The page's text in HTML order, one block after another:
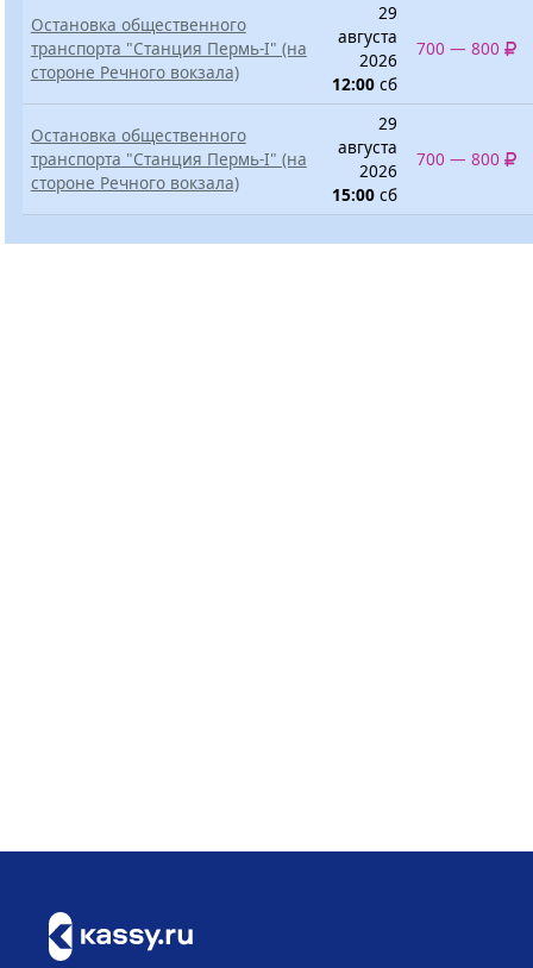
Остановка общественного
транспорта "Станция Пермь-I" (на
стороне Речного вокзала)
29
августа
2026
12:00 сб
700 — 800
Остановка общественного
транспорта "Станция Пермь-I" (на
стороне Речного вокзала)
29
августа
2026
15:00 сб
700 — 800